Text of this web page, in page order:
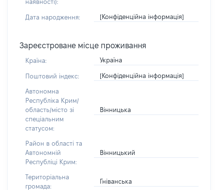
наявності):
Дата народження: [Конфіденційна інформація]
Зареєстроване місце проживання
Країна: Україна
Поштовий індекс: [Конфіденційна інформація]
Автономна
Республіка Крим/
область/місто зі
спеціальним
статусом:
Вінницька
Район в області та
Автономній
Республіці Крим:
Вінницький
Територіальна
громада:
Гніванська